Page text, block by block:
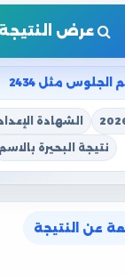
عرض النتيجة
مثل 2434
الشهادة
نتيجة البحيرة بالاسم
عن النتيجة